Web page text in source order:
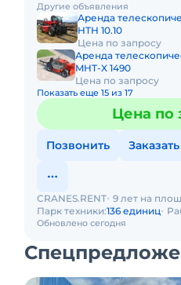
Высота подъема
Другие объявления
Аренда
HTH 10.10
Цена по запросу
Аренда
MHT-X 1490
Цена по запросу
Показать еще 15 из 17
Цена по
Позвонить Заказать
Обновлено сегодня
CRANES.RENT 9 лет на
Парк техники:136 единиц